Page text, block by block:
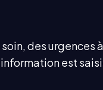
des urgences
est